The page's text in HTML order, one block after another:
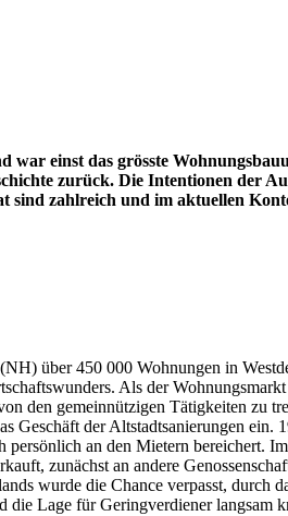
war einst das grösste
zurück. Die Intentionen der
sind zahlreich und im aktuellen
über 450 000 Wohnungen in
Als der
den gemeinnützigen Tätigkeiten zu
Geschäft der Altstadtsanierungen ein.
an den Mietern bereichert.
zunächst an andere
wurde die Chance verpasst,
Lage für Geringverdiener